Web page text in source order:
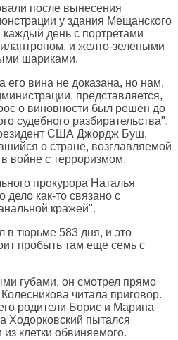
после вынесения
у здания Мещанского
каждый день с портретами
и желто-зелеными
шариками.
его вина не доказана, но нам,
представляется,
о виновности был решен до
судебного разбирательства",
США Джордж Буш,
о стране, возглавляемой
войне с терроризмом.
прокурора Наталья
дело как-то связано с
кражей".
в тюрьме 583 дня, и это
пробыть там еще семь с
губами, он смотрел прямо
читала приговор.
родители Борис и Марина
Ходорковский пытался
клетки обвиняемого.